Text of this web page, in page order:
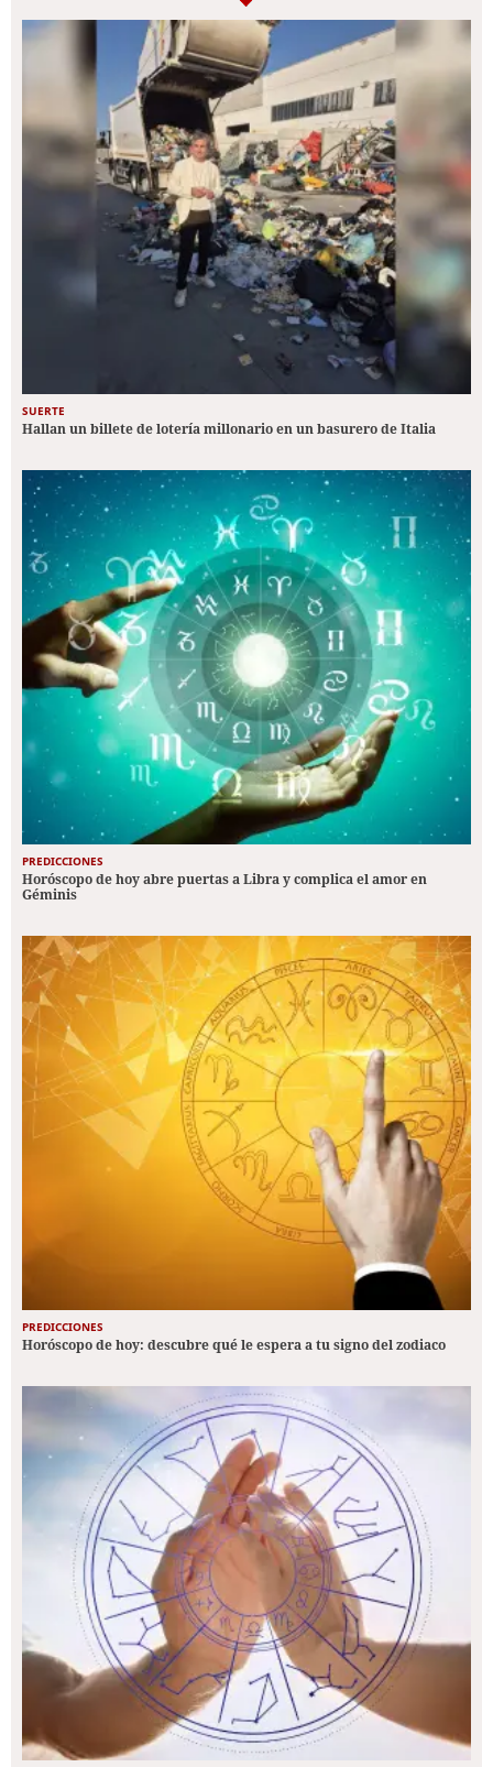
SUERTE
Hallan un billete de lotería millonario en un basurero de Italia
PREDICCIONES
Horóscopo de hoy abre puertas a Libra y complica el amor en
Géminis
PREDICCIONES
Horóscopo de hoy: descubre qué le espera a tu signo del zodiaco